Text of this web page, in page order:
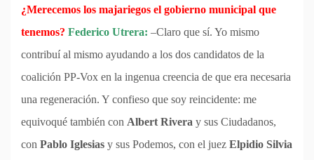
¿Merecemos los majariegos el gobierno municipal que
tenemos? Federico Utrera: –Claro que sí. Yo mismo
contribuí al mismo ayudando a los dos candidatos de la
coalición PP-Vox en la ingenua creencia de que era necesaria
una regeneración. Y confieso que soy reincidente: me
equivoqué también con Albert Rivera y sus Ciudadanos,
con Pablo Iglesias y sus Podemos, con el juez Elpidio Silvia